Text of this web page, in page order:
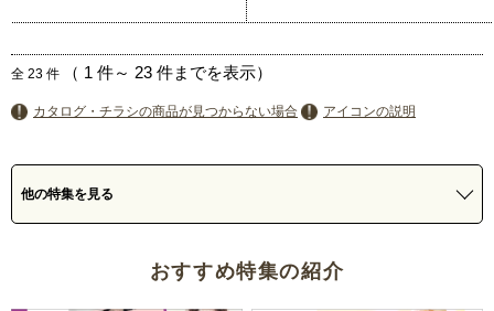
全 23 件 （ 1 件～ 23 件までを表示）
カタログ・チラシの商品が見つからない場合 アイコンの説明
他の特集を見る
おすすめ特集の紹介